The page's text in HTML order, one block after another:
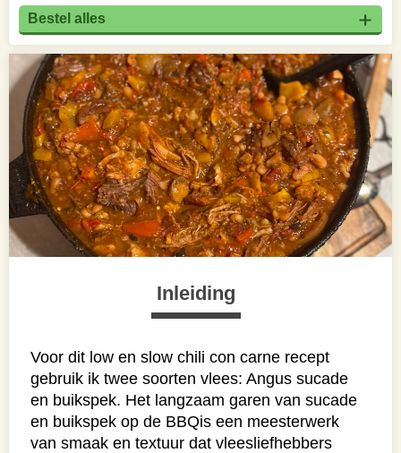
Inleiding
Voor dit low en slow chili con carne recept
gebruik ik twee soorten vlees: Angus sucade
en buikspek. Het langzaam garen van sucade
en buikspek op de BBQis een meesterwerk
van smaak en textuur dat vleesliefhebbers
Bestel alles